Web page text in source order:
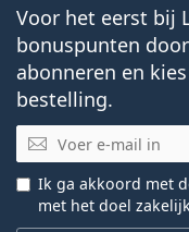
Voor het eerst bij
bonuspunten
abonneren en
bestelling.
E-mail
Ik ga akkoord met
met het doel